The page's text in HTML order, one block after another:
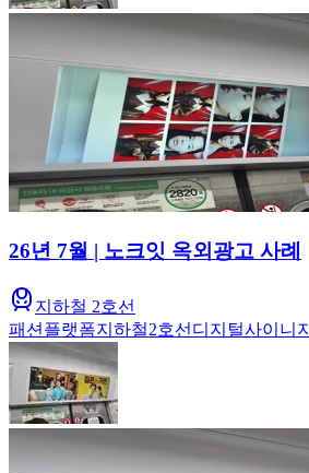
26년 7월 | 노크잇 옥외광고 사례
지하철 2호선
패션플랫폼지하철2호선 디지털사이니지